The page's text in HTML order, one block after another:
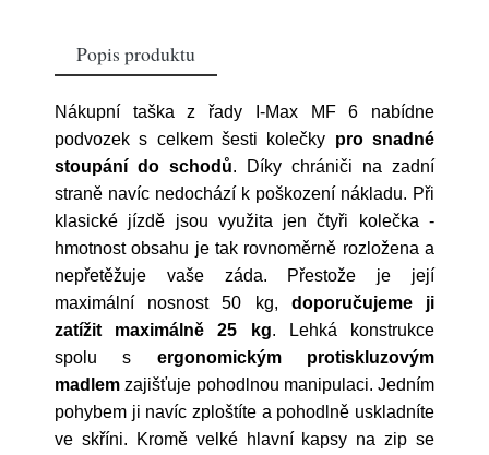
Popis produktu
Nákupní taška z řady I-Max MF 6 nabídne
podvozek s celkem šesti kolečky pro snadné
stoupání do schodů. Díky chrániči na zadní
straně navíc nedochází k poškození nákladu. Při
klasické jízdě jsou využita jen čtyři kolečka -
hmotnost obsahu je tak rovnoměrně rozložena a
nepřetěžuje vaše záda. Přestože je její
maximální nosnost 50 kg, doporučujeme ji
zatížit maximálně 25 kg. Lehká konstrukce
spolu s ergonomickým protiskluzovým
madlem zajišťuje pohodlnou manipulaci. Jedním
pohybem ji navíc zploštíte a pohodlně uskladníte
ve skříni. Kromě velké hlavní kapsy na zip se